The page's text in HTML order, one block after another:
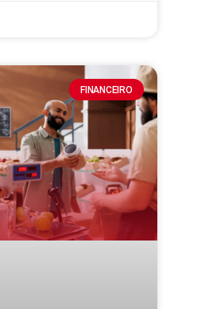
FINANCEIRO